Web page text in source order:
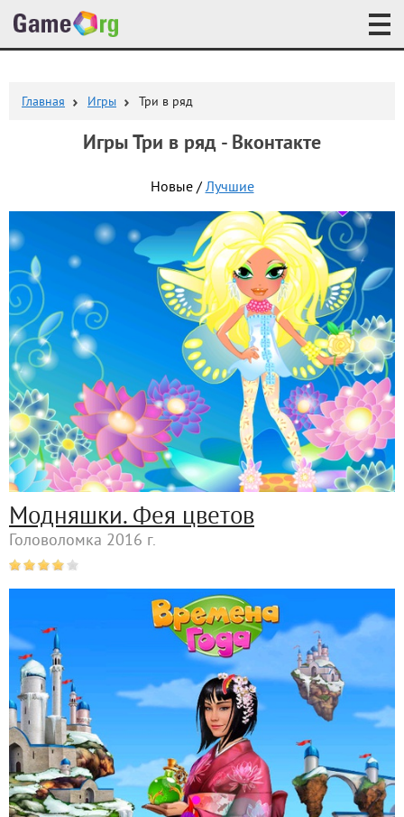
Главная Игры Три в ряд
Игры Три в ряд - Вконтакте
Новые /Лучшие
Модняшки. Фея цветов
Головоломка 2016 г.